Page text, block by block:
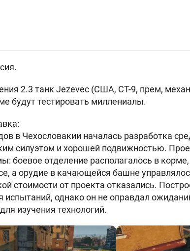
2.3 танк Jezevec (США, СТ-9, прем,
будут тестировать миллениалы.
в Чехословакии началась разработка
силуэтом и хорошей подвижностью.
боевое отделение располагалось в
а орудие в качающейся башне
стоимости от проекта отказались.
испытаний, однако он не оправдал
изучения технологий.